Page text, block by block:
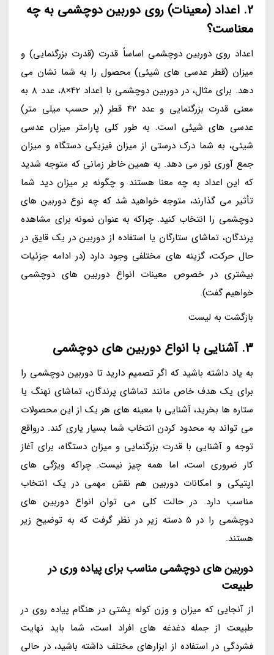
2. اعداد (معینات) روی دوربین دوچشمی به چه
معناست؟
اعداد روی دوربین دوچشمی اساساً قدرت (قدرت بزرگنمایی) و
میزان (قطر عدسی های شیئی) محصول را به شما نشان می
دهد. برای مثال، در دوربین دوچشمی با اعداد 42×8، عدد 8 به
معنی قدرت بزرگنمایی و عدد 42 قطر (بر حسب میلی متر)
عدسی های شیئی است. به طور کلی پارامتر میزان عدسی
شیئی، به شما درک درستی از میزان فیزیکی دستگاه و میزان
جمع آوری نور می دهد. به همین خاطر زمانی که متوجه شدید
که این اعداد به چه معنا هستند و چگونه بر میزان دید شما
تأثیر می گذارند، متوجه خواهید شد که چه نوع دوربین های
دوچشمی را انتخاب کنید. چراکه به عنوان نمونه برای مشاهده
پرندگان، تماشای ستارگان یا استفاده از دوربین در یک قایق در
حال حرکت، گزینه های مختلفی وجود دارد (در ادامه جزئیات
بیشتری در خصوص معینات انواع دوربین های دوچشمی
خواهیم گفت).
بازگشت به لیست
3. آشنایی با انواع دوربین های دوچشمی
به یاد داشته باشید که اگر تصمیم دارید تا دوربین دوچشمی را
برای یک هدف خاص مانند تماشای پرندگان، تماشای نهنگ یا
ستاره ها بخرید، آشنایی با معینه های هر یک از این محصولات
می تواند به محدود کردن انتخاب شما بسیار یاری کند. درواقع
توجه و آشنایی با قدرت بزرگنمایی و میزان دستگاه، برای آغاز
کار ضروری است، اما همه چیز نیست. چراکه ویژگی های
اپتیکی و امکانات دوربین هم نقش مهمی در یک انتخاب
مناسب دارد. در حالت کلی می توان انواع دوربین های
دوچشمی را در 5 دسته زیر در نظر گرفت که به توضیح زیر
هستند.
دوربین های دوچشمی مناسب برای پیاده وری در
طبیعت
از آنجایی که میزان و وزن کوله پشتی در هنگام پیاده روی در
طبیعت از جمله دغدغه های افراد است، شما باید نهایت
فشردگی در استفاده از ابزارهای مختلف داشته باشید، در حالی